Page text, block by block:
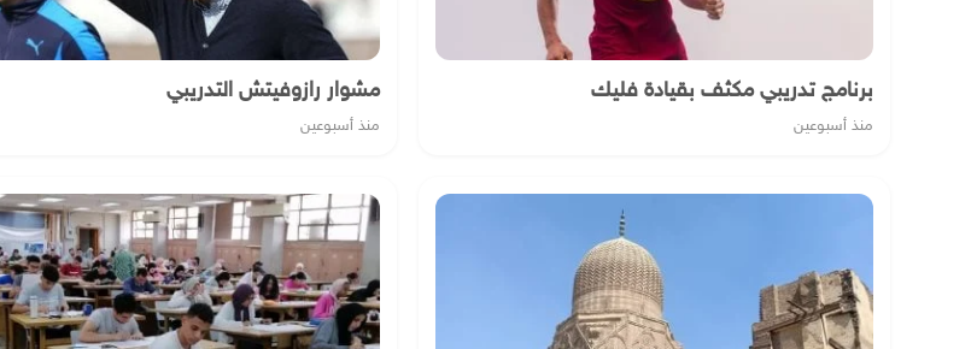
برنامج تدريبي مكثف بقيادة فليك
منذ أسبوعين
مشوار رازوفيتش التدريبي
منذ أسبوعين